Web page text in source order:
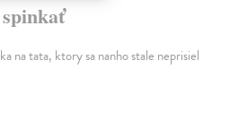
na tata, ktory sa nanho stale neprisiel